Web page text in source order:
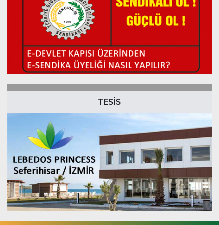
TESİS